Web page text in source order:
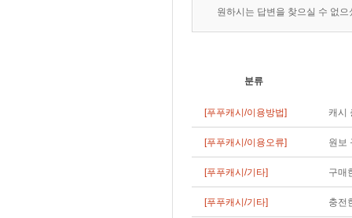
원하시는 답변을 찾으실 수 없
분류
[푸푸캐시/이용방법] 캐시
[푸푸캐시/이용오류] 원보
[푸푸캐시/기타] 구매
[푸푸캐시/기타] 충전